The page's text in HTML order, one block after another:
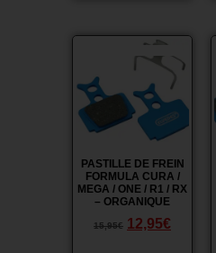
Promo !
PASTILLE DE FREIN
FORMULA CURA /
MEGA / ONE / R1 / RX
– ORGANIQUE
15,95€ 12,95€